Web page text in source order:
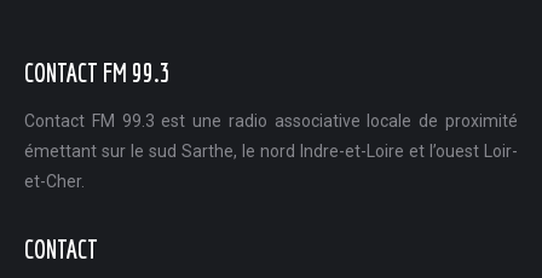
CONTACT FM 99.3
Contact FM 99.3 est une radio associative locale de proximité
émettant sur le sud Sarthe, le nord Indre-et-Loire et l’ouest Loir-
et-Cher.
CONTACT